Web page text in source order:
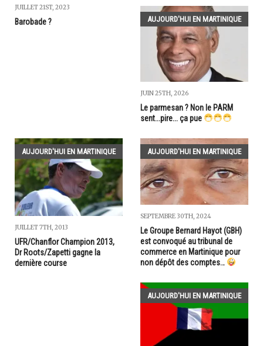
JUILLET 21ST, 2023
Barobade ? AUJOURD'HUI EN MARTINIQUE
JUIN 25TH, 2026
Le parmesan ? Non le PARM
sent...pire... ça pue
AUJOURD'HUI EN MARTINIQUE
JUILLET 7TH, 2013
UFR/Chanflor Champion 2013,
Dr Roots/Zapetti gagne la
dernière course
AUJOURD'HUI EN MARTINIQUE
SEPTEMBRE 30TH, 2024
Le Groupe Bernard Hayot (GBH)
est convoqué au tribunal de
commerce en Martinique pour
non dépôt des comptes…
AUJOURD'HUI EN MARTINIQUE